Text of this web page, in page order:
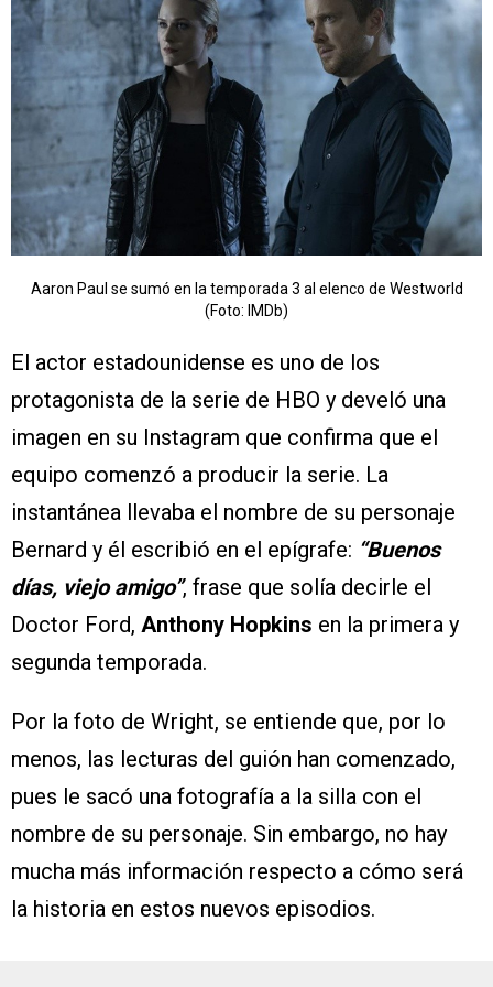
Aaron Paul se sumó en la temporada 3 al elenco de Westworld
(Foto: IMDb)
El actor estadounidense es uno de los
protagonista de la serie de HBO y develó una
imagen en su Instagram que confirma que el
equipo comenzó a producir la serie. La
instantánea llevaba el nombre de su personaje
Bernard y él escribió en el epígrafe: “Buenos
días, viejo amigo”, frase que solía decirle el
Doctor Ford, Anthony Hopkins en la primera y
segunda temporada.
Por la foto de Wright, se entiende que, por lo
menos, las lecturas del guión han comenzado,
pues le sacó una fotografía a la silla con el
nombre de su personaje. Sin embargo, no hay
mucha más información respecto a cómo será
la historia en estos nuevos episodios.